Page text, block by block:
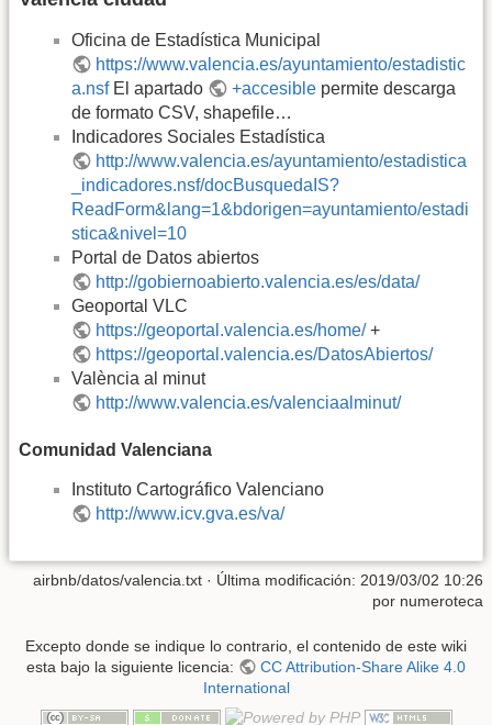
Oficina de Estadística Municipal
https://www.valencia.es/ayuntamiento/estadistic
a.nsfEl apartado +accesible permite descarga
de formato CSV, shapefile…
Indicadores Sociales Estadística
http://www.valencia.es/ayuntamiento/estadistica
_indicadores.nsf/docBusquedaIS?
ReadForm&lang=1&bdorigen=ayuntamiento/estadi
stica&nivel=10
Portal de Datos abiertos
http://gobiernoabierto.valencia.es/es/data/
Geoportal VLC
https://geoportal.valencia.es/home/+
https://geoportal.valencia.es/DatosAbiertos/
València al minut
http://www.valencia.es/valenciaalminut/
Comunidad Valenciana
Instituto Cartográfico Valenciano
http://www.icv.gva.es/va/
airbnb/datos/valencia.txt · Última modificación: 2019/03/02 10:26
por numeroteca
Excepto donde se indique lo contrario, el contenido de este wiki
esta bajo la siguiente licencia:
CC Attribution-Share Alike 4.0
International